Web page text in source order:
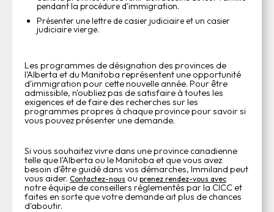
pendant la procédure d'immigration.
Présenter une lettre de casier judiciaire et un casier
judiciaire vierge.
Les programmes de désignation des provinces de
l'Alberta et du Manitoba représentent une opportunité
d'immigration pour cette nouvelle année. Pour être
admissible, n'oubliez pas de satisfaire à toutes les
exigences et de faire des recherches sur les
programmes propres à chaque province pour savoir si
vous pouvez présenter une demande.
Si vous souhaitez vivre dans une province canadienne
telle que l'Alberta ou le Manitoba et que vous avez
besoin d'être guidé dans vos démarches, Immiland peut
vous aider. Contactez-nous ou prenez rendez-vous avec
notre équipe de conseillers réglementés par la CICC et
faites en sorte que votre demande ait plus de chances
d'aboutir.